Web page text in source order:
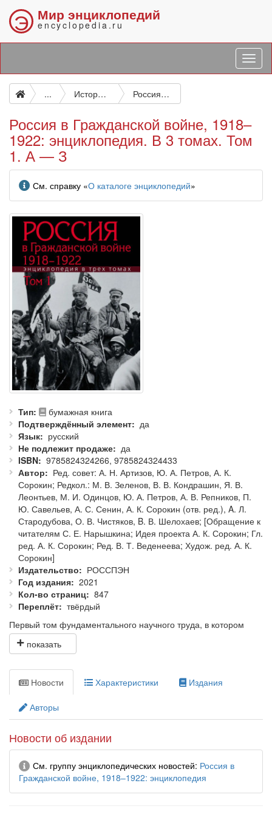
Э Мир энциклопедий
encyclopedia.ru
... История России до октября 1917 г. История СССР Россия в Гражданской войне, 1918–1922: энциклопедия. В 3 томах. Том 1. А — З
Россия в Гражданской войне, 1918–
1922: энциклопедия. В 3 томах. Том
1. А — З
Информация
См. справку «О каталоге энциклопедий»
Тип
бумажная книга
Подтверждённый элемент
да
Язык
русский
Не подлежит продаже
да
ISBN
9785824324266, 9785824324433
Автор
Ред. совет: А. Н. Артизов, Ю. А. Петров, А. К.
Сорокин; Редкол.: М. В. Зеленов, В. В. Кондрашин, Я. В.
Леонтьев, М. И. Одинцов, Ю. А. Петров, А. В. Репников, П.
Ю. Савельев, А. С. Сенин, А. К. Сорокин (отв. ред.), A. Л.
Стародубова, О. В. Чистяков, B. В. Шелохаев; [Обращение к
читателям С. Е. Нарышкина; Идея проекта А. К. Сорокин; Гл.
ред. А. К. Сорокин; Ред. В. Т. Веденеева; Худож. ред. А. К.
Сорокин]
Издательство
РОССПЭН
Год издания
2021
Кол-во страниц
847
Переплёт
твёрдый
Первый том фундаментального научного труда, в котором
представлены военные, политические, социальные,
экономические и культурные процессы, происходившие в
Гражданской войны в контексте широкой панорамы жизни того
времени.
Использованы редкие фотографии, фотоснимки картин,
скульптур, карт, схем, планов военных операций,
произведений графики.
Авторский коллектив составил
субъекта Российской Федерации (РФ) и7зарубежных стран,
представляющих архивы, академические институты, музеи,
университеты.
Новости Характеристики Издания
Авторы
Новости об издании
Информация
См. группу энциклопедических новостей Россия в
Гражданской войне, 1918–1922: энциклопедия